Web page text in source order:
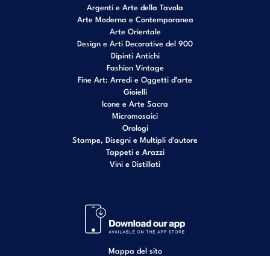
Argenti e Arte della Tavola
Arte Moderna e Contemporanea
Arte Orientale
Design e Arti Decorative del 900
Dipinti Antichi
Fashion Vintage
Fine Art: Arredi e Oggetti d’arte
Gioielli
Icone e Arte Sacra
Micromosaici
Orologi
Stampe, Disegni e Multipli d'autore
Tappeti e Arazzi
Vini e Distillati
Mappa del sito